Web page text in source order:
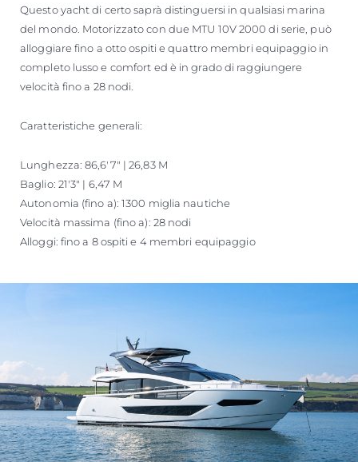
Questo yacht di certo saprà distinguersi in qualsiasi marina
del mondo. Motorizzato con due MTU 10V 2000 di serie, può
alloggiare fino a otto ospiti e quattro membri equipaggio in
completo lusso e comfort ed è in grado di raggiungere
velocità fino a 28 nodi.
Caratteristiche generali:
Lunghezza: 86,6'7" | 26,83 M
Baglio: 21'3" | 6,47 M
Autonomia (fino a): 1300 miglia nautiche
Velocità massima (fino a): 28 nodi
Alloggi: fino a 8 ospiti e 4 membri equipaggio